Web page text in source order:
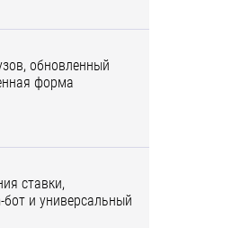
обновленный
форма
ставки,
и универсальный